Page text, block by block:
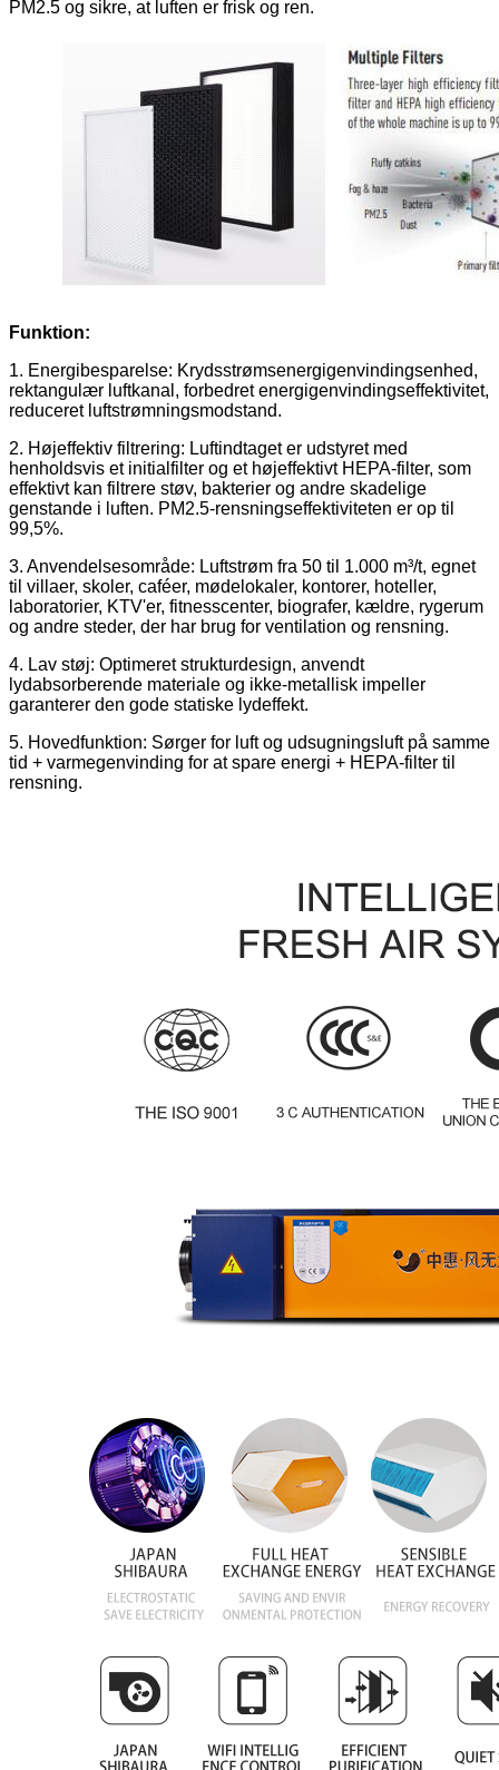
PM2.5 og sikre, at luften er frisk og ren.
Funktion:
1. Energibesparelse: Krydsstrømsenergigenvindingsenhed,
rektangulær luftkanal, forbedret energigenvindingseffektivitet,
reduceret luftstrømningsmodstand.
2. Højeffektiv filtrering: Luftindtaget er udstyret med
henholdsvis et initialfilter og et højeffektivt HEPA-filter, som
effektivt kan filtrere støv, bakterier og andre skadelige
genstande i luften. PM2.5-rensningseffektiviteten er op til
99,5%.
3. Anvendelsesområde: Luftstrøm fra 50 til 1.000 m³/t, egnet
til villaer, skoler, caféer, mødelokaler, kontorer, hoteller,
laboratorier, KTV'er, fitnesscenter, biografer, kældre, rygerum
og andre steder, der har brug for ventilation og rensning.
4. Lav støj: Optimeret strukturdesign, anvendt
lydabsorberende materiale og ikke-metallisk impeller
garanterer den gode statiske lydeffekt.
5. Hovedfunktion: Sørger for luft og udsugningsluft på samme
tid + varmegenvinding for at spare energi + HEPA-filter til
rensning.